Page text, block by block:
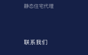
静态住宅代理
联系我们